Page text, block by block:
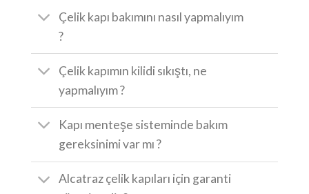
Çelik kapı bakımını nasıl yapmalıyım
?
Çelik kapımın kilidi sıkıştı, ne
yapmalıyım ?
Kapı menteşe sisteminde bakım
gereksinimi var mı ?
Alcatraz çelik kapıları için garanti